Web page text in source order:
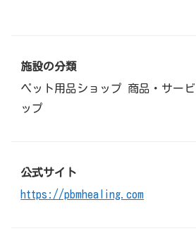
施設の分類
ペット用品ショップ 商品・サー
ップ
公式サイト
https://pbmhealing.com